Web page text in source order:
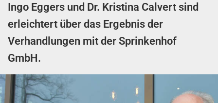
Ingo Eggers und Dr. Kristina Calvert sind
erleichtert über das Ergebnis der
Verhandlungen mit der Sprinkenhof
GmbH.